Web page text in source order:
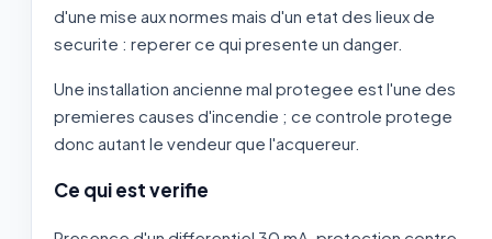
d'une mise aux normes mais d'un etat des lieux de
securite : reperer ce qui presente un danger.
Une installation ancienne mal protegee est l'une des
premieres causes d'incendie ; ce controle protege
donc autant le vendeur que l'acquereur.
Ce qui est verifie